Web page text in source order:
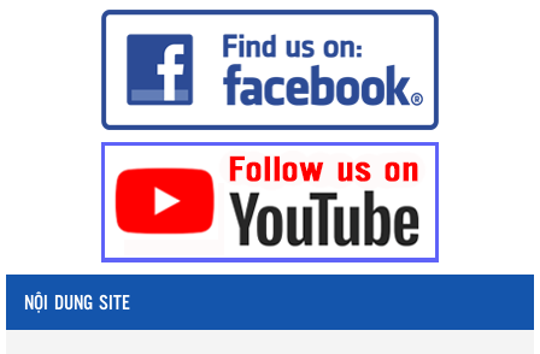
NỘI DUNG SITE